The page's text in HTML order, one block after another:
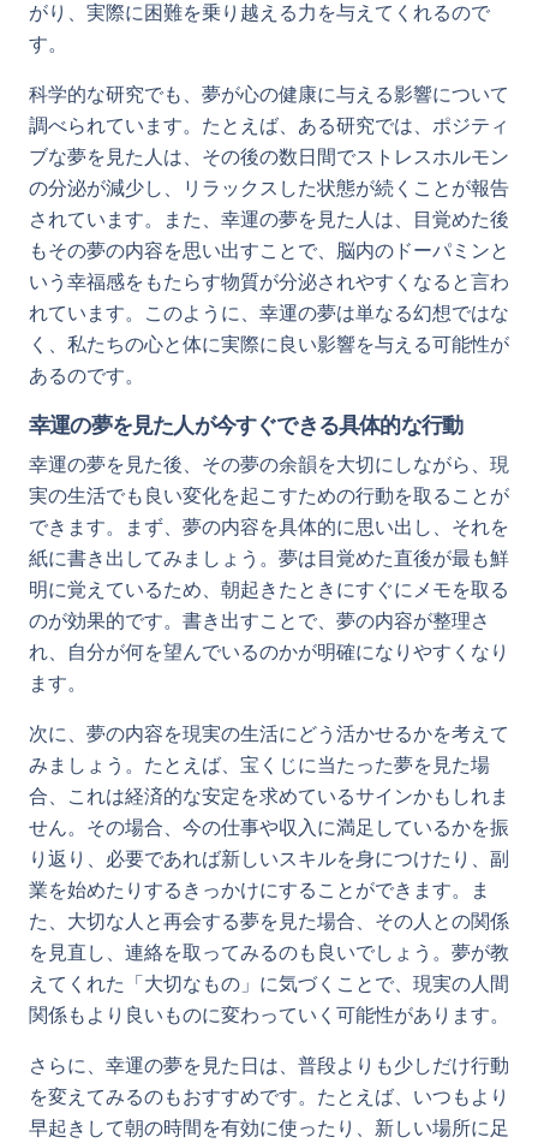
がり、実際に困難を乗り越える力を与えてくれるので
す。
科学的な研究でも、夢が心の健康に与える影響について
調べられています。たとえば、ある研究では、ポジティ
ブな夢を見た人は、その後の数日間でストレスホルモン
の分泌が減少し、リラックスした状態が続くことが報告
されています。また、幸運の夢を見た人は、目覚めた後
もその夢の内容を思い出すことで、脳内のドーパミンと
いう幸福感をもたらす物質が分泌されやすくなると言わ
れています。このように、幸運の夢は単なる幻想ではな
く、私たちの心と体に実際に良い影響を与える可能性が
あるのです。
幸運の夢を見た人が今すぐできる具体的な行動
幸運の夢を見た後、その夢の余韻を大切にしながら、現
実の生活でも良い変化を起こすための行動を取ることが
できます。まず、夢の内容を具体的に思い出し、それを
紙に書き出してみましょう。夢は目覚めた直後が最も鮮
明に覚えているため、朝起きたときにすぐにメモを取る
のが効果的です。書き出すことで、夢の内容が整理さ
れ、自分が何を望んでいるのかが明確になりやすくなり
ます。
次に、夢の内容を現実の生活にどう活かせるかを考えて
みましょう。たとえば、宝くじに当たった夢を見た場
合、これは経済的な安定を求めているサインかもしれま
せん。その場合、今の仕事や収入に満足しているかを振
り返り、必要であれば新しいスキルを身につけたり、副
業を始めたりするきっかけにすることができます。ま
た、大切な人と再会する夢を見た場合、その人との関係
を見直し、連絡を取ってみるのも良いでしょう。夢が教
えてくれた「大切なもの」に気づくことで、現実の人間
関係もより良いものに変わっていく可能性があります。
さらに、幸運の夢を見た日は、普段よりも少しだけ行動
を変えてみるのもおすすめです。たとえば、いつもより
早起きして朝の時間を有効に使ったり、新しい場所に足